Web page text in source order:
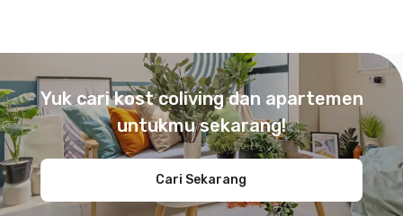
Yuk cari kost coliving dan apartemen
untukmu sekarang!
Cari Sekarang